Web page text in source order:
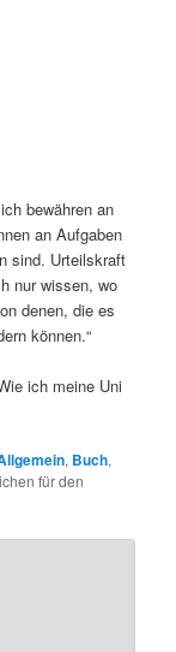
bewähren an
an Aufgaben
sind. Urteilskraft
nur wissen, wo
denen, die es
können.“
ich meine Uni
, Buch,
für den